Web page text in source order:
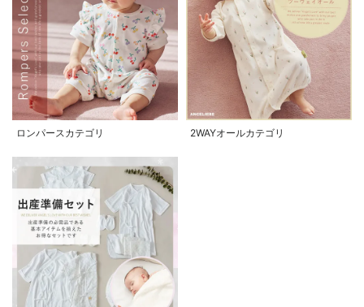
ロンパースカテゴリ 2WAYオールカテゴリ